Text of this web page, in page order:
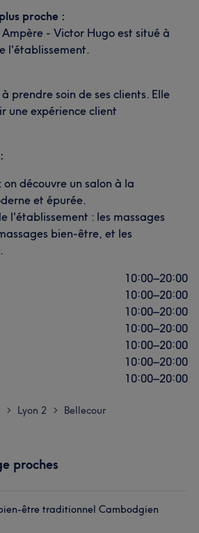
proche :
- Victor Hugo est situé à
l'établissement.
prendre soin de ses clients. Elle
une expérience client
on découvre un salon à la
et épurée.
l'établissement : les massages
bien-être, et les
10:00–20:00
10:00–20:00
10:00–20:00
10:00–20:00
10:00–20:00
10:00–20:00
10:00–20:00
> Lyon 2 > Bellecour
proches
être traditionnel Cambodgien